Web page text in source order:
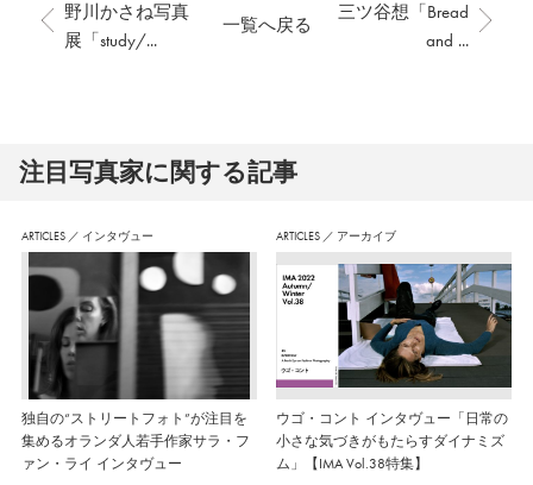
野川かさね写真
展「study/...
三ツ谷想「Bread
and ...
一覧へ戻る
注⽬写真家に関する記事
ARTICLES ／ インタヴュー
独自の“ストリートフォト”が注目を
集めるオランダ人若手作家サラ・フ
ァン・ライ インタヴュー
ARTICLES ／ アーカイブ
ウゴ・コント インタヴュー「日常の
小さな気づきがもたらすダイナミズ
ム」【IMA Vol.38特集】